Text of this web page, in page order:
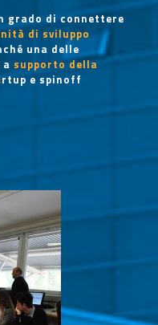
grado di connettere
di sviluppo
una delle
supporto della
e spinoff